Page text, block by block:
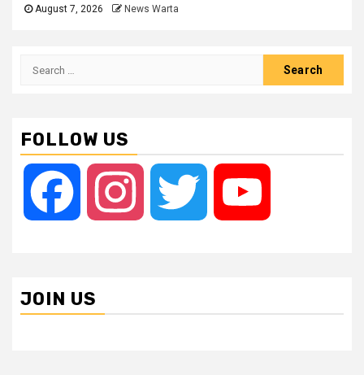
August 7, 2026 News Warta
Search
FOLLOW US
Facebook Instagram Twitter
JOIN US